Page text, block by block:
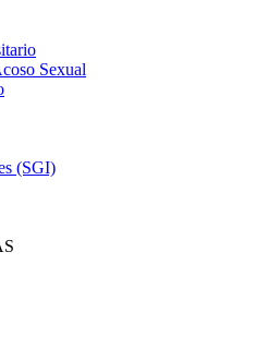
Sexual
(SGI)